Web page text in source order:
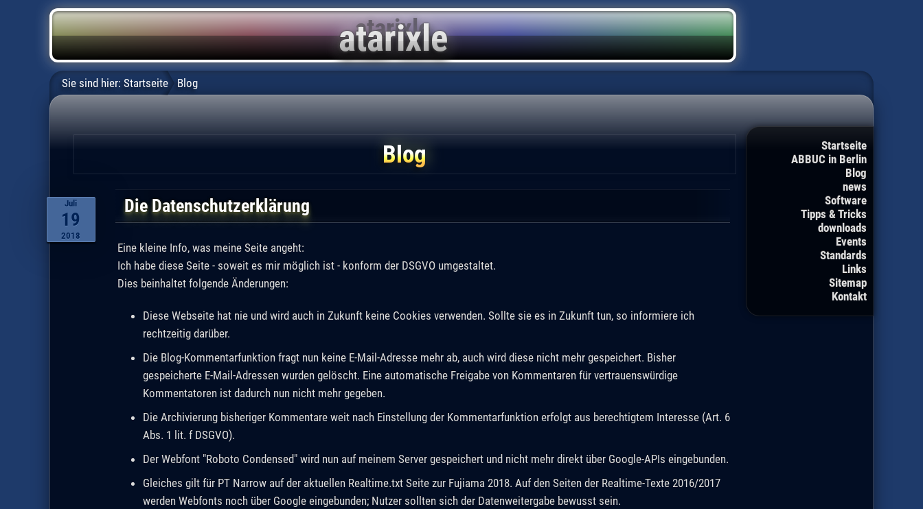
Startseite
ABBUC in Berlin
Blog
news
Software
Tipps & Tricks
downloads
Events
Standards
Links
Sitemap
Kontakt
Sie sind hier: Startseite Blog
Blog
Juli
19
2018
Die Datenschutzerklärung
Eine kleine Info, was meine Seite angeht:
Ich habe diese Seite - soweit es mir möglich ist - konform der DSGVO umgestaltet.
Dies beinhaltet folgende Änderungen:
Diese Webseite hat nie und wird auch in Zukunft keine Cookies verwenden. Sollte sie es in Zukunft tun, so informiere ich
rechtzeitig darüber.
Die Blog-Kommentarfunktion fragt nun keine E-Mail-Adresse mehr ab, auch wird diese nicht mehr gespeichert. Bisher
gespeicherte E-Mail-Adressen wurden gelöscht. Eine automatische Freigabe von Kommentaren für vertrauenswürdige
Kommentatoren ist dadurch nun nicht mehr gegeben.
Die Archivierung bisheriger Kommentare weit nach Einstellung der Kommentarfunktion erfolgt aus berechtigtem Interesse (Art. 6
Abs. 1 lit. f DSGVO).
Der Webfont "Roboto Condensed" wird nun auf meinem Server gespeichert und nicht mehr direkt über Google-APIs eingebunden.
Gleiches gilt für PT Narrow auf der aktuellen Realtime.txt Seite zur Fujiama 2018. Auf den Seiten der Realtime-Texte 2016/2017
werden Webfonts noch über Google eingebunden; Nutzer sollten sich der Datenweitergabe bewusst sein.